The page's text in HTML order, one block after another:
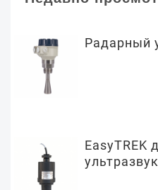
Радарный
EasyTREK